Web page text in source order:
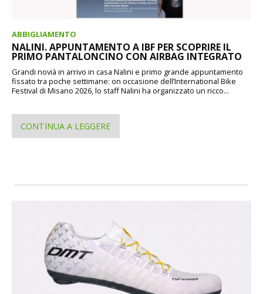
ABBIGLIAMENTO
NALINI. APPUNTAMENTO A IBF PER SCOPRIRE IL
PRIMO PANTALONCINO CON AIRBAG INTEGRATO
Grandi novià in arrivo in casa Nalini e primo grande appuntamento
fissato tra poche settimane: on occasione dell’International Bike
Festival di Misano 2026, lo staff Nalini ha organizzato un ricco...
CONTINUA A LEGGERE